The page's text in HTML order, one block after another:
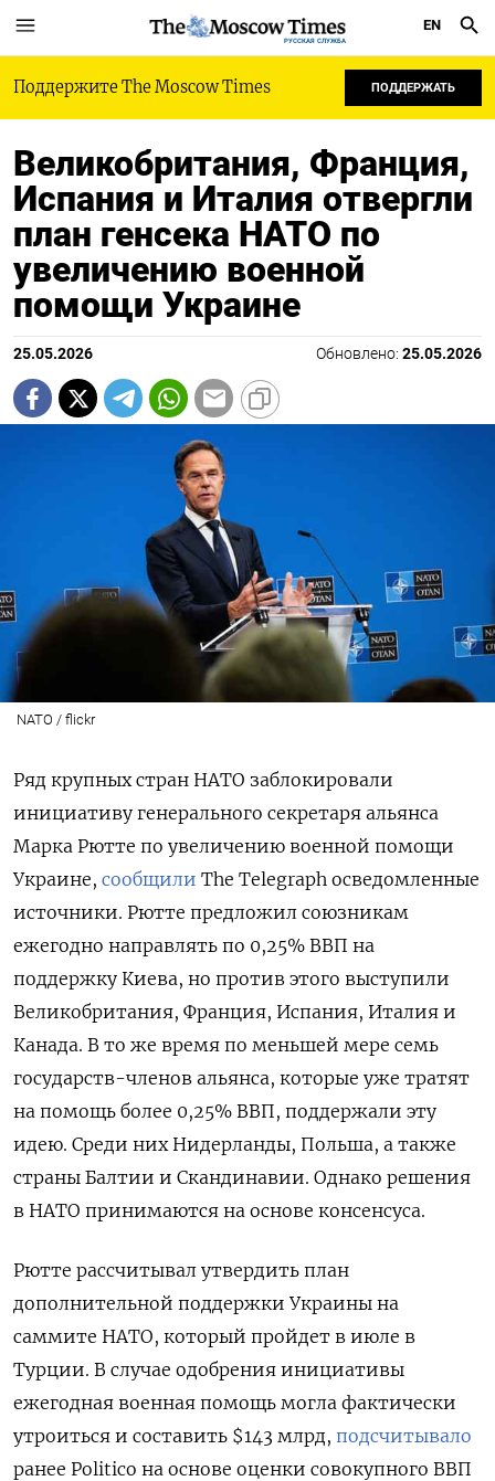
РУССКАЯ СЛУЖБА
EN
Поддержите The Moscow Times ПОДДЕРЖАТЬ
Великобритания, Франция,
Испания и Италия отвергли
план генсека НАТО по
увеличению военной
помощи Украине
25.05.2026 Обновлено: 25.05.2026
NATO / flickr
Ряд крупных стран НАТО заблокировали
инициативу генерального секретаря альянса
Марка Рютте по увеличению военной помощи
Украине, сообщили The Telegraph осведомленные
источники. Рютте предложил союзникам
ежегодно направлять по 0,25% ВВП на
поддержку Киева, но против этого выступили
Великобритания, Франция, Испания, Италия и
Канада. В то же время по меньшей мере семь
государств-членов альянса, которые уже тратят
на помощь более 0,25% ВВП, поддержали эту
идею. Среди них Нидерланды, Польша, а также
страны Балтии и Скандинавии. Однако решения
в НАТО принимаются на основе консенсуса.
Рютте рассчитывал утвердить план
дополнительной поддержки Украины на
саммите НАТО, который пройдет в июле в
Турции. В случае одобрения инициативы
ежегодная военная помощь могла фактически
утроиться и составить $143 млрд, подсчитывало
ранее Politico на основе оценки совокупного ВВП